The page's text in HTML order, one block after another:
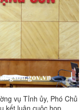
vụ Tỉnh ủy, Phó Chủ
kết luận cuộc họp